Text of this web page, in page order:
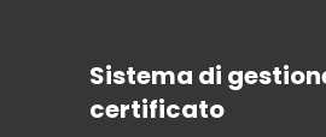
Sistema di
certificato